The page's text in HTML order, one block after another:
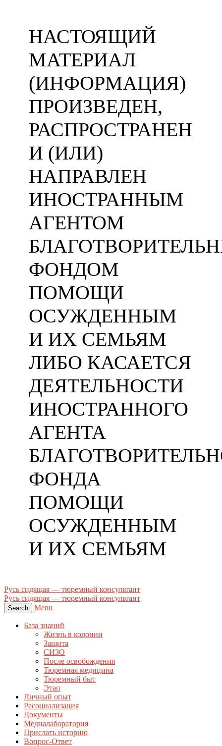
НАСТОЯЩИЙ
МАТЕРИАЛ
(ИНФОРМАЦИЯ)
ПРОИЗВЕДЕН,
РАСПРОСТРАНЕН
И (ИЛИ)
НАПРАВЛЕН
ИНОСТРАННЫМ
АГЕНТОМ
ФОНДОМ
ПОМОЩИ
ОСУЖДЕННЫМ
И ИХ СЕМЬЯМ
ЛИБО КАСАЕТСЯ
ДЕЯТЕЛЬНОСТИ
ИНОСТРАННОГО
АГЕНТА
ФОНДА
ПОМОЩИ
ОСУЖДЕННЫМ
И ИХ СЕМЬЯМ
Русь сидящая — тюремный консультант
Русь сидящая — тюремный консультант
Search Menu
База знаний
Жизнь в колонии
Защита
СИЗО
После освобождения
Тюремная медицина
Тюремный быт
Этап
Личный опыт
Ресоциализация
Документы
Медиалаборатория
Прислать историю
Вопрос-Ответ